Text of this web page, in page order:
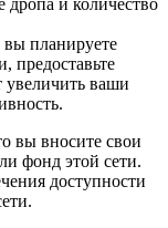
и количество
планируете
предоставьте
увеличить ваши
вы вносите свои
фонд этой сети.
доступности